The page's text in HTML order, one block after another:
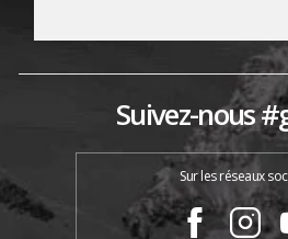
Suivez-nous
Sur les réseaux